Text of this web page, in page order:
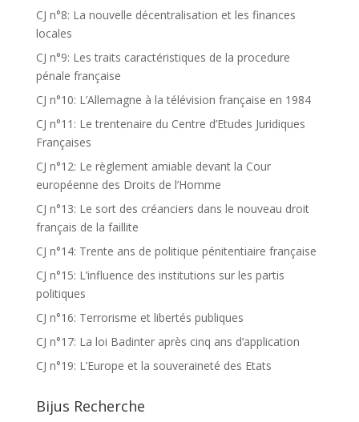
CJ n°8: La nouvelle décentralisation et les finances
locales
CJ n°9: Les traits caractéristiques de la procedure
pénale française
CJ n°10: L’Allemagne à la télévision française en 1984
CJ n°11: Le trentenaire du Centre d’Etudes Juridiques
Françaises
CJ n°12: Le règlement amiable devant la Cour
européenne des Droits de l’Homme
CJ n°13: Le sort des créanciers dans le nouveau droit
français de la faillite
CJ n°14: Trente ans de politique pénitentiaire française
CJ n°15: L’influence des institutions sur les partis
politiques
CJ n°16: Terrorisme et libertés publiques
CJ n°17: La loi Badinter après cinq ans d’application
CJ n°19: L’Europe et la souveraineté des Etats
Bijus Recherche